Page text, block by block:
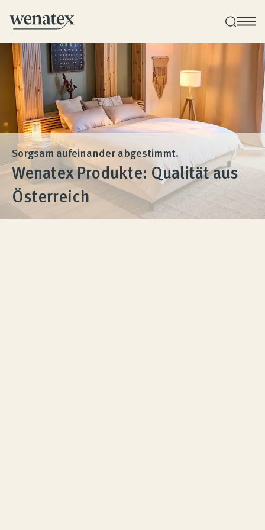
Wenatex Schlafberatung
Produktberatung zu Hause, im Store oder online!
Produkte
Qualität und Garantie
Sorgsam aufeinander abgestimmt.
Wenatex Produkte: Qualität aus
Österreich